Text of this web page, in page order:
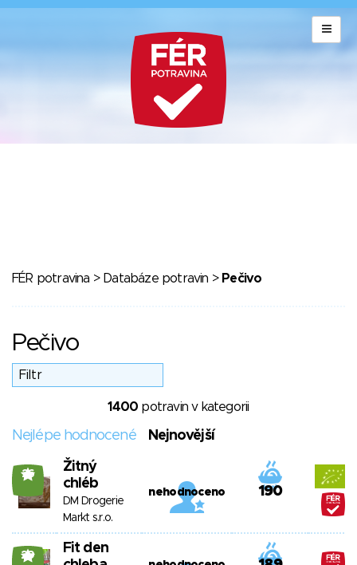
FÉR potravina > Databáze potravin > Pečivo
Pečivo
1400 potravin v kategorii
Nejlépe hodnocené Nejnovější
26
Žitný
chléb
DM Drogerie
Markt s.r.o.
nehodnoceno 190
29
Fit den